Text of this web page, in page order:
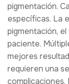
pigmentación.
específicas. La
pigmentación,
paciente.
mejores
requieren una
complicaciones.